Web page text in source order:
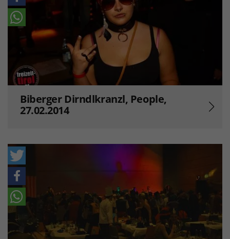
Biberger Dirndlkranzl, People,
27.02.2014